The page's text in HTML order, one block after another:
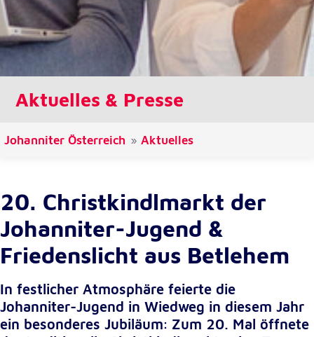
Aktuelles & Presse
Johanniter Österreich Aktuelles
20. Christkindlmarkt der
Johanniter-Jugend &
Friedenslicht aus Betlehem
In festlicher Atmosphäre feierte die
Johanniter-Jugend in Wiedweg in diesem Jahr
ein besonderes Jubiläum: Zum 20. Mal öffnete
Einverständnisoption bezüglich Google Analytics
Opt-Out
Cookie Laufzeit:
Einverständnis-Cookie
cookie_consent
Einverständnis-Optionen des Benutzers
Cookie Laufzeit:
1 Jahr
Statistik
Statistik Cookies erfassen Informationen anonym.
Diese Informationen helfen uns zu verstehen, wie